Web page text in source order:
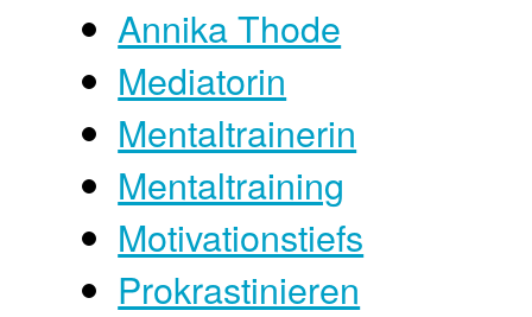
Annika Thode
Mediatorin
Mentaltrainerin
Mentaltraining
Motivationstiefs
Prokrastinieren